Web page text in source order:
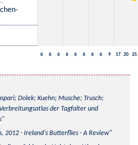
6 6 6 6 6 6 6 6 9 17 20 25
Dolek; Kuehn; Musche; Trusch;
der Tagfalter und
2012 - Ireland's Butterflies - A Review